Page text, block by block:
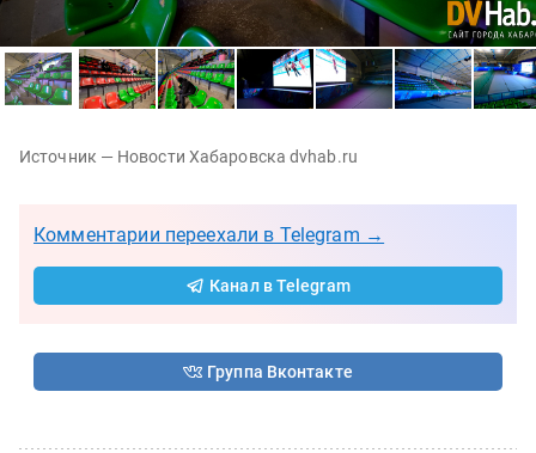
Источник — Новости Хабаровска dvhab.ru
Комментарии переехали в Telegram →
Канал в Telegram
Группа Вконтакте